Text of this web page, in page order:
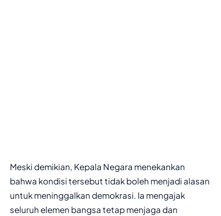
Meski demikian, Kepala Negara menekankan
bahwa kondisi tersebut tidak boleh menjadi alasan
untuk meninggalkan demokrasi. Ia mengajak
seluruh elemen bangsa tetap menjaga dan